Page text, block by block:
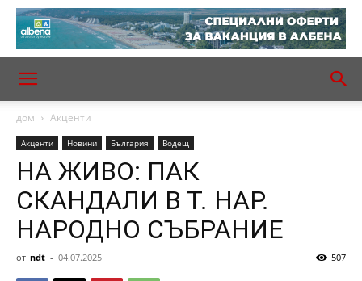
дом Акценти
Акценти Новини България Водещ
НА ЖИВО: ПАК
СКАНДАЛИ В Т. НАР.
НАРОДНО СЪБРАНИЕ
от ndt - 04.07.2025 507